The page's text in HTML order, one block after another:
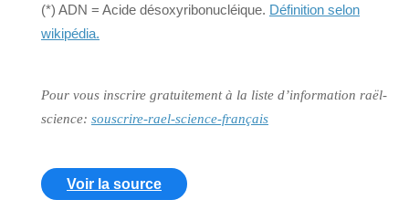
(*) ADN = Acide désoxyribonucléique. Définition selon
wikipédia.
Pour vous inscrire gratuitement à la liste d’information raël-
science: souscrire-rael-science-français
Voir la source